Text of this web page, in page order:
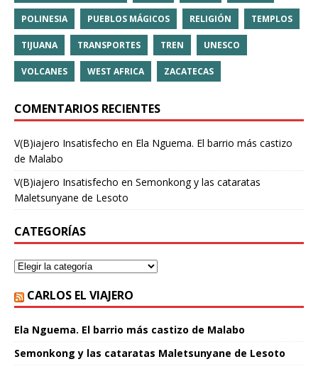
POLINESIA PUEBLOS MÁGICOS RELIGIÓN TEMPLOS
TIJUANA TRANSPORTES TREN UNESCO
VOLCANES WEST AFRICA ZACATECAS
COMENTARIOS RECIENTES
V(B)iajero Insatisfecho en Ela Nguema. El barrio más castizo
de Malabo
V(B)iajero Insatisfecho en Semonkong y las cataratas
Maletsunyane de Lesoto
CATEGORÍAS
CARLOS EL VIAJERO
Ela Nguema. El barrio más castizo de Malabo
Semonkong y las cataratas Maletsunyane de Lesoto